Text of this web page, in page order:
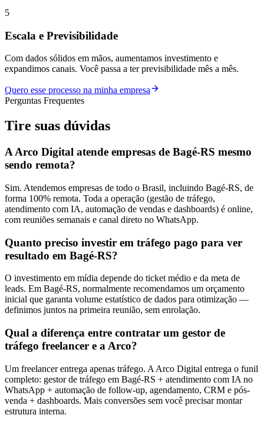
5
Escala e Previsibilidade
Com dados sólidos em mãos, aumentamos investimento e
expandimos canais. Você passa a ter previsibilidade mês a mês.
Quero esse processo na minha empresa
Perguntas Frequentes
Tire suas dúvidas
A Arco Digital atende empresas de Bagé-RS mesmo
sendo remota?
Sim. Atendemos empresas de todo o Brasil, incluindo Bagé-RS, de
forma 100% remota. Toda a operação (gestão de tráfego,
atendimento com IA, automação de vendas e dashboards) é online,
com reuniões semanais e canal direto no WhatsApp.
Quanto preciso investir em tráfego pago para ver
resultado em Bagé-RS?
O investimento em mídia depende do ticket médio e da meta de
leads. Em Bagé-RS, normalmente recomendamos um orçamento
inicial que garanta volume estatístico de dados para otimização —
definimos juntos na primeira reunião, sem enrolação.
Qual a diferença entre contratar um gestor de
tráfego freelancer e a Arco?
Um freelancer entrega apenas tráfego. A Arco Digital entrega o funil
completo: gestor de tráfego em Bagé-RS + atendimento com IA no
WhatsApp + automação de follow-up, agendamento, CRM e pós-
venda + dashboards. Mais conversões sem você precisar montar
estrutura interna.